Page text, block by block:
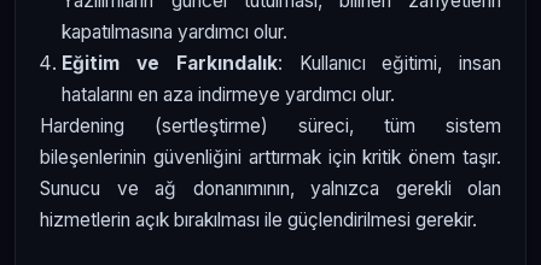
kapatılmasına yardımcı olur.
Eğitim ve Farkındalık: Kullanıcı eğitimi, insan
hatalarını en aza indirmeye yardımcı olur.
Hardening (sertleştirme) süreci, tüm sistem
bileşenlerinin güvenliğini arttırmak için kritik önem taşır.
Sunucu ve ağ donanımının, yalnızca gerekli olan
hizmetlerin açık bırakılması ile güçlendirilmesi gerekir.